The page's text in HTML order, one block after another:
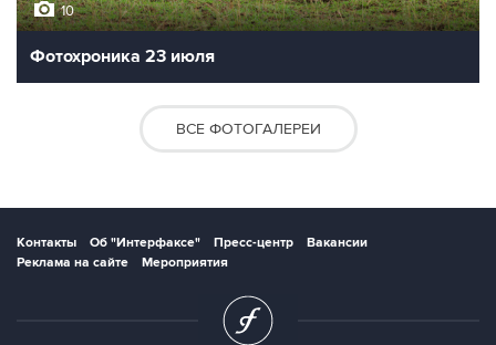
10
Фотохроника 23 июля
ВСЕ ФОТОГАЛЕРЕИ
Контакты Об "Интерфаксе" Пресс-центр
Вакансии
Реклама на сайте
Мероприятия